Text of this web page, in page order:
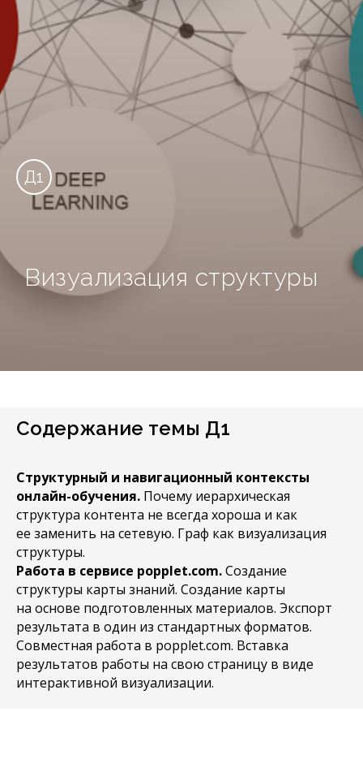
Д1
Визуализация структуры
Содержание темы Д1
Структурный и навигационный контексты
онлайн-обучения. Почему иерархическая
структура контента не всегда хороша и как
ее заменить на сетевую. Граф как визуализация
структуры.
Работа в сервисе popplet.com.Создание
структуры карты знаний. Создание карты
на основе подготовленных материалов. Экспорт
результата в один из стандартных форматов.
Совместная работа в popplet.com. Вставка
результатов работы на свою страницу в виде
интерактивной визуализации.